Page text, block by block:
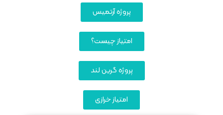
پروژه آرتمیس
امتیاز چیست؟
پروژه گرین لند
امتیاز خرازی